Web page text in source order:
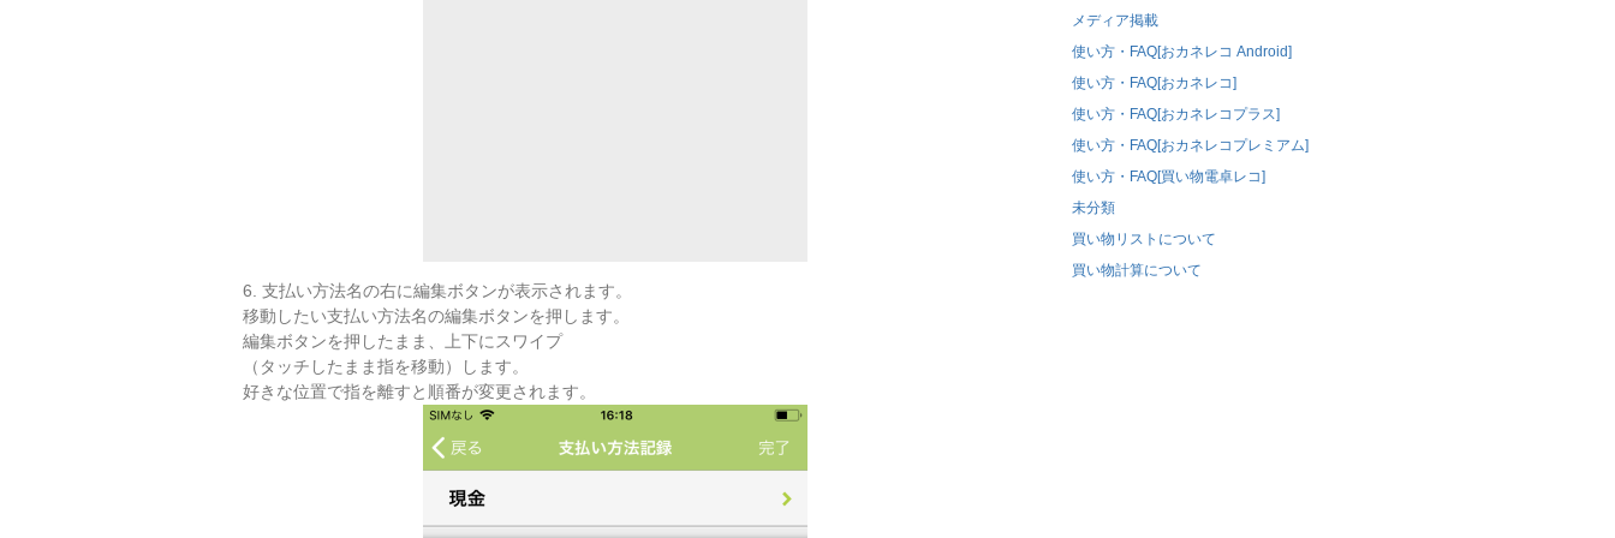
6. 支払い方法名の右に編集ボタンが表示されます。
移動したい支払い方法名の編集ボタンを押します。
編集ボタンを押したまま、上下にスワイプ
（タッチしたまま指を移動）します。
好きな位置で指を離すと順番が変更されます。
メディア掲載
使い方・FAQ[おカネレコ Android]
使い方・FAQ[おカネレコ]
使い方・FAQ[おカネレコプラス]
使い方・FAQ[おカネレコプレミアム]
使い方・FAQ[買い物電卓レコ]
未分類
買い物リストについて
買い物計算について